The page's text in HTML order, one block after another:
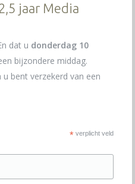
jaar Media
dat u donderdag 10
bijzondere middag.
bent verzekerd van een
* verplicht veld